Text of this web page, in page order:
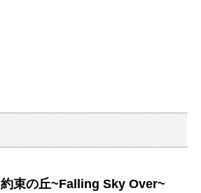
約束の丘~Falling Sky Over~